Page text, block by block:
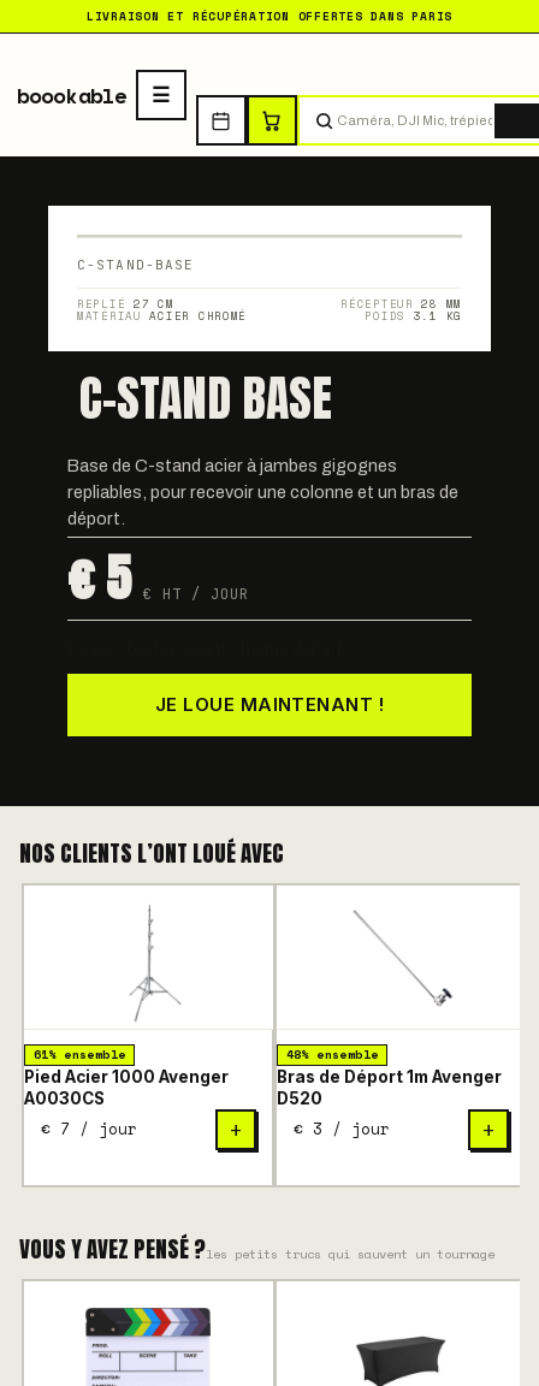
LIVRAISON ET RÉCUPÉRATION OFFERTES DANS PARIS
boookable
C-STAND-BASE
REPLIÉ27 CM RÉCEPTEUR28 MM
MATÉRIAUACIER CHROMÉ POIDS 3.1 KG
C-STAND BASE
Base de C-stand acier à jambes gigognes
repliables, pour recevoir une colonne et un bras de
déport.
€ 5 € HT / JOUR
JE LOUE MAINTENANT !
NOS CLIENTS L’ONT LOUÉ AVEC
61% ensemble
Pied Acier 1000 Avenger
A0030CS
€ 7 / jour +
48% ensemble
Bras de Déport 1m Avenger
D520
€ 3 / jour +
VOUS Y AVEZ PENSÉ ?les petits trucs qui sauvent un tournage